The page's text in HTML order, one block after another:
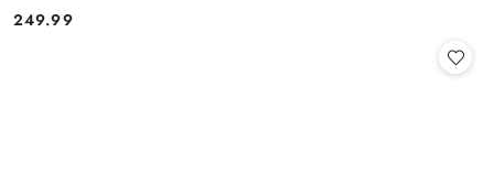
Cena:
249.99